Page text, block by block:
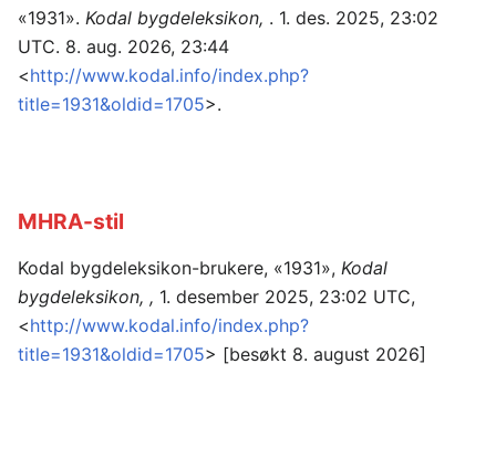
«1931». Kodal bygdeleksikon, . 1. des. 2025, 23:02
UTC. 8. aug. 2026, 23:44
<http://www.kodal.info/index.php?
title=1931&oldid=1705>.
MHRA-stil
Kodal bygdeleksikon-brukere, «1931», Kodal
bygdeleksikon, , 1. desember 2025, 23:02 UTC,
<http://www.kodal.info/index.php?
title=1931&oldid=1705> [besøkt 8. august 2026]